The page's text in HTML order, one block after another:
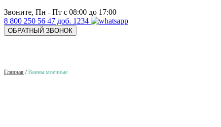
Звоните, Пн - Пт с 08:00 до 17:00
8 800 250 56 47 доб. 1234
ОБРАТНЫЙ ЗВОНОК
Главная /Ванны моечные